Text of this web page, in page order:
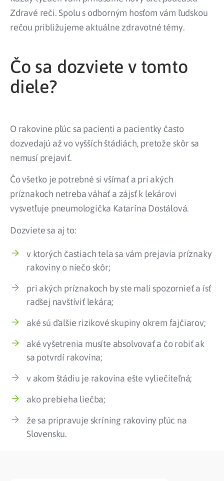
Zdravé reči. Spolu s odborným hosťom vám ľudskou
rečou približujeme aktuálne zdravotné témy.
Čo sa dozviete v tomto
diele?
O rakovine pľúc sa pacienti a pacientky často
dozvedajú až vo vyšších štádiách, pretože skôr sa
nemusí prejaviť.
Čo všetko je potrebné si všímať a pri akých
príznakoch netreba váhať a zájsť k lekárovi
vysvetľuje pneumologička Katarína Dostálová.
Dozviete sa aj to:
v ktorých častiach tela sa vám prejavia príznaky
rakoviny o niečo skôr;
pri akých príznakoch by ste mali spozornieť a ísť
radšej navštíviť lekára;
aké sú ďalšie rizikové skupiny okrem fajčiarov;
aké vyšetrenia musíte absolvovať a čo robiť ak
sa potvrdí rakovina;
v akom štádiu je rakovina ešte vyliečiteľná;
ako prebieha liečba;
že sa pripravuje skríning rakoviny pľúc na
Slovensku.